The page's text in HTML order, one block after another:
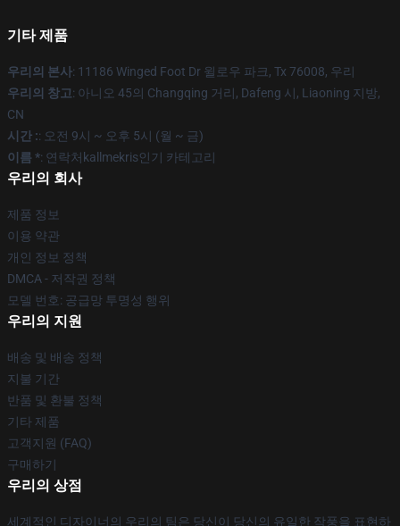
기타 제품
우리의 본사: 11186 Winged Foot Dr 윌로우 파크, Tx 76008, 우리
우리의 창고: 아니오 45의 Changqing 거리, Dafeng 시, Liaoning 지방,
CN
시간 :: 오전 9시 ~ 오후 5시 (월 ~ 금)
이름 *: 연락처kallmekris인기 카테고리
우리의 회사
제품 정보
이용 약관
개인 정보 정책
DMCA - 저작권 정책
모델 번호: 공급망 투명성 행위
우리의 지원
배송 및 배송 정책
지불 기간
반품 및 환불 정책
기타 제품
고객지원 (FAQ)
구매하기
우리의 상점
세계적인 디자이너의 우리의 팀은 당신이 당신의 유일한 작풍을 표현하